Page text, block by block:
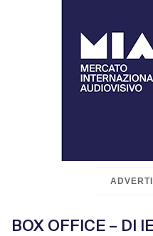
BOX OFFICE – DI